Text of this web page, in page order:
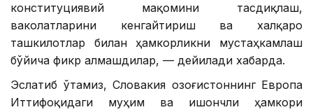
конституциявий мақомини тасдиқлаш,
ваколатларини кенгайтириш ва халқаро
ташкилотлар билан ҳамкорликни мустаҳкамлаш
бўйича фикр алмашдилар, — дейилади хабарда.
Эслатиб ўтамиз, Словакия Қозоғистоннинг Европа
Иттифоқидаги муҳим ва ишончли ҳамкори